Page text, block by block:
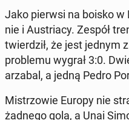
Jako pierwsi na boisko
nie i Au­stria­cy. Zespół
twier­dził, że jest jednym
pro­ble­mu wygrał 3:0.
arza­bal, a jedną Pedro
Mi­strzo­wie Europy nie
żadnego gola, a Unai